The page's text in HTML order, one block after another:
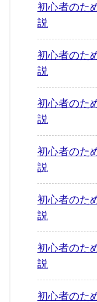
初心者の
説
初心者の
説
初心者の
説
初心者の
説
初心者の
説
初心者の
説
初心者の